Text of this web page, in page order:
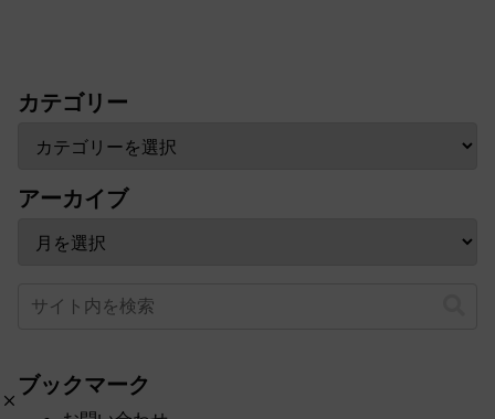
カテゴリー
アーカイブ
ブックマーク